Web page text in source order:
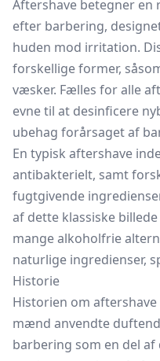
Aftershave betegner
efter barbering,
huden mod irritation.
forskellige former,
væsker. Fælles for alle
evne til at desinficere
ubehag forårsaget af
En typisk aftershave
antibakterielt, samt
fugtgivende
af dette klassiske
mange alkoholfrie
naturlige ingredienser,
Historie
Historien om
mænd anvendte
barbering som en del af